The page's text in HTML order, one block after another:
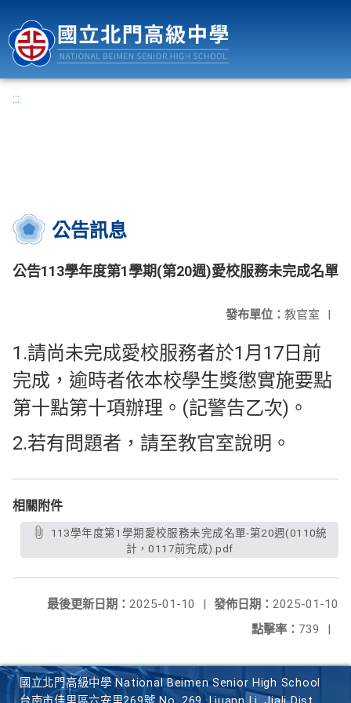
:::
公告訊息
公告113學年度第1學期(第20週)愛校服務未完成名單
發布單位： 教官室 |
1.請尚未完成愛校服務者於1月17日前
完成，逾時者依本校學生獎懲實施要點
第十點第十項辦理。(記警告乙次)。
2.若有問題者，請至教官室說明。
相關附件
計，0117前完成).pdf
發佈日期： 2025-01-10
最後更新日期： 2025-01-10
|
點擊率： 739 |
國立北門高級中學 National Beimen Senior High School